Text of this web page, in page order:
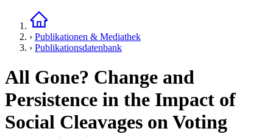
Startseite
› Publikationen & Mediathek
› Publikationsdatenbank
All Gone? Change and
Persistence in the Impact of
Social Cleavages on Voting